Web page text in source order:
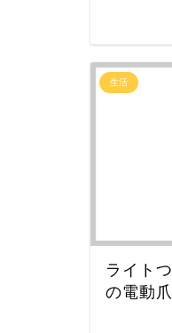
生活
ライト
の電動